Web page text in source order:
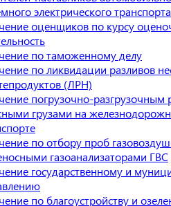
электрического транспорта
оценщиков по курсу
по таможенному делу
по ликвидации разливов
(ЛРН)
погрузочно-разгрузочным
грузами на
по отбору проб
газоанализаторами ГВС
государственному и
по благоустройству и